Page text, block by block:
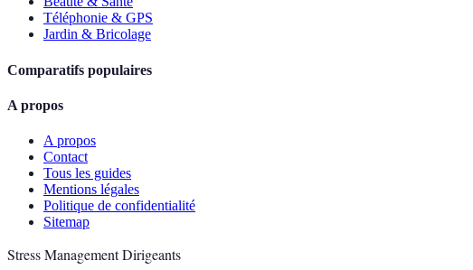
Téléphonie & GPS
Jardin & Bricolage
Comparatifs populaires
A propos
A propos
Contact
Tous les guides
Mentions légales
Politique de confidentialité
Sitemap
Stress Management Dirigeants